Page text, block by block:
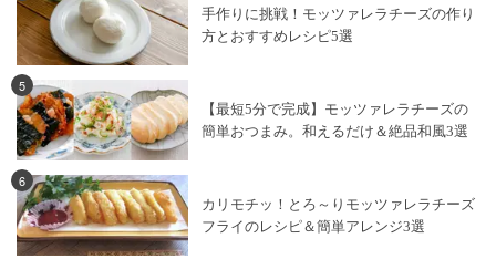
手作りに挑戦！モッツァレラチーズの作り
方とおすすめレシピ5選
5
【最短5分で完成】モッツァレラチーズの
簡単おつまみ。和えるだけ＆絶品和風3選
6
カリモチッ！とろ～りモッツァレラチーズ
フライのレシピ＆簡単アレンジ3選